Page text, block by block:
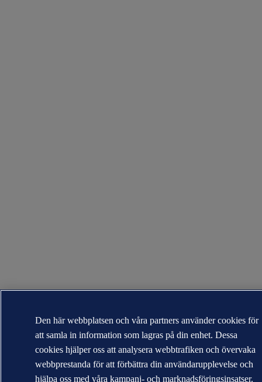
Den här webbplatsen och våra partners använder cookies för
att samla in information som lagras på din enhet. Dessa
cookies hjälper oss att analysera webbtrafiken och övervaka
webbprestanda för att förbättra din användarupplevelse och
hjälpa oss med våra kampanj- och marknadsföringsinsatser.